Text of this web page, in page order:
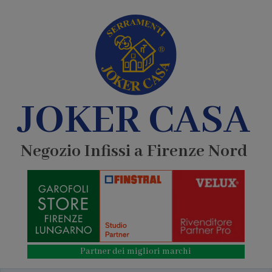
JOKER CASA
Negozio Infissi a Firenze Nord
Partner dei migliori marchi